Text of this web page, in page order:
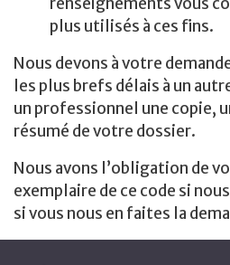
plus utilisés à ces fins.
Nous devons à votre
les plus brefs délais à un
un professionnel une copie,
résumé de votre dossier.
Nous avons l’obligation de
exemplaire de ce code si
si vous nous en faites la